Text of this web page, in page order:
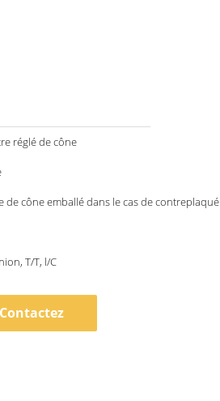
réglé de cône
de cône emballé dans le cas de contreplaqué
T/T, l/C
Contactez